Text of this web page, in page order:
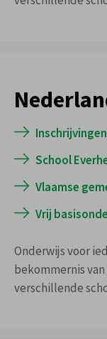
School
Vlaamse
Vrij
Onderwijs voor
bekommernis
verschillende